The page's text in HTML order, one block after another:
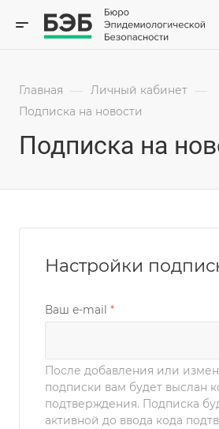
Главная — Личный кабинет —
Подписка на новости
Подписка на
Настройки
Ваш e-mail *
После добавления или
подписки вам будет выслан
подтверждения. Подписка
активной до ввода кода